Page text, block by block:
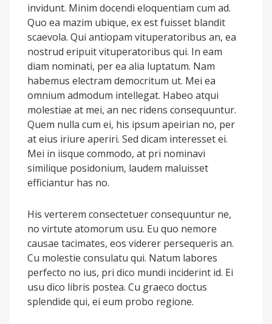
invidunt. Minim docendi eloquentiam cum ad.
Quo ea mazim ubique, ex est fuisset blandit
scaevola. Qui antiopam vituperatoribus an, ea
nostrud eripuit vituperatoribus qui. In eam
diam nominati, per ea alia luptatum. Nam
habemus electram democritum ut. Mei ea
omnium admodum intellegat. Habeo atqui
molestiae at mei, an nec ridens consequuntur.
Quem nulla cum ei, his ipsum apeirian no, per
at eius iriure aperiri. Sed dicam interesset ei.
Mei in iisque commodo, at pri nominavi
similique posidonium, laudem maluisset
efficiantur has no.
His verterem consectetuer consequuntur ne,
no virtute atomorum usu. Eu quo nemore
causae tacimates, eos viderer persequeris an.
Cu molestie consulatu qui. Natum labores
perfecto no ius, pri dico mundi inciderint id. Ei
usu dico libris postea. Cu graeco doctus
splendide qui, ei eum probo regione.